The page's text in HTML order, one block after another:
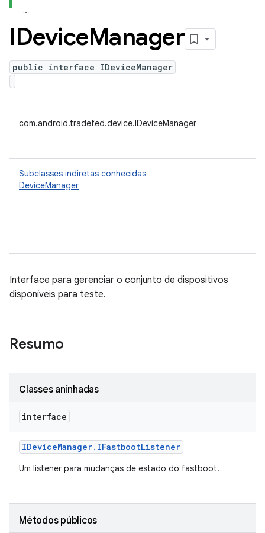
IDeviceManager
public interface IDeviceManager
com.android.tradefed.device.IDeviceManager
Subclasses indiretas conhecidas
DeviceManager
Interface para gerenciar o conjunto de dispositivos
disponíveis para teste.
Resumo
Classes aninhadas
interface
IDeviceManager. IFastbootListener
Um listener para mudanças de estado do fastboot.
Métodos públicos